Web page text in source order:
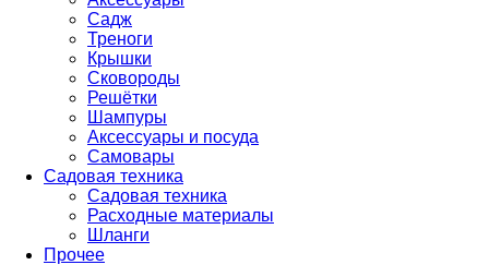
Садж
Треноги
Крышки
Сковороды
Решётки
Шампуры
Аксессуары и посуда
Самовары
Садовая техника
Садовая техника
Расходные материалы
Шланги
Прочее